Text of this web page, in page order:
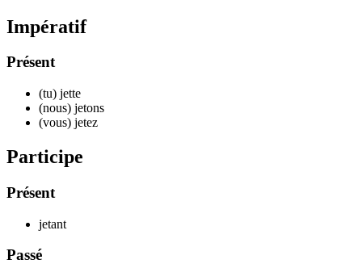
Impératif
Présent
(tu) jette
(nous) jetons
(vous) jetez
Participe
Présent
jetant
Passé